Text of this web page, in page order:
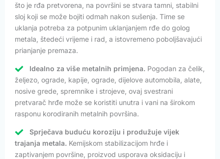
što je rđa pretvorena, na površini se stvara tamni, stabilni
sloj koji se može bojiti odmah nakon sušenja. Time se
uklanja potreba za potpunim uklanjanjem rđe do golog
metala, štedeći vrijeme i rad, a istovremeno poboljšavajući
prianjanje premaza.
Idealno za više metalnih primjena. Pogodan za čelik,
željezo, ograde, kapije, ograde, dijelove automobila, alate,
nosive grede, spremnike i strojeve, ovaj svestrani
pretvarač hrđe može se koristiti unutra i vani na širokom
rasponu korodiranih metalnih površina.
Sprječava buduću koroziju i produžuje vijek
trajanja metala. Kemijskom stabilizacijom hrđe i
zaptivanjem površine, proizvod usporava oksidaciju i